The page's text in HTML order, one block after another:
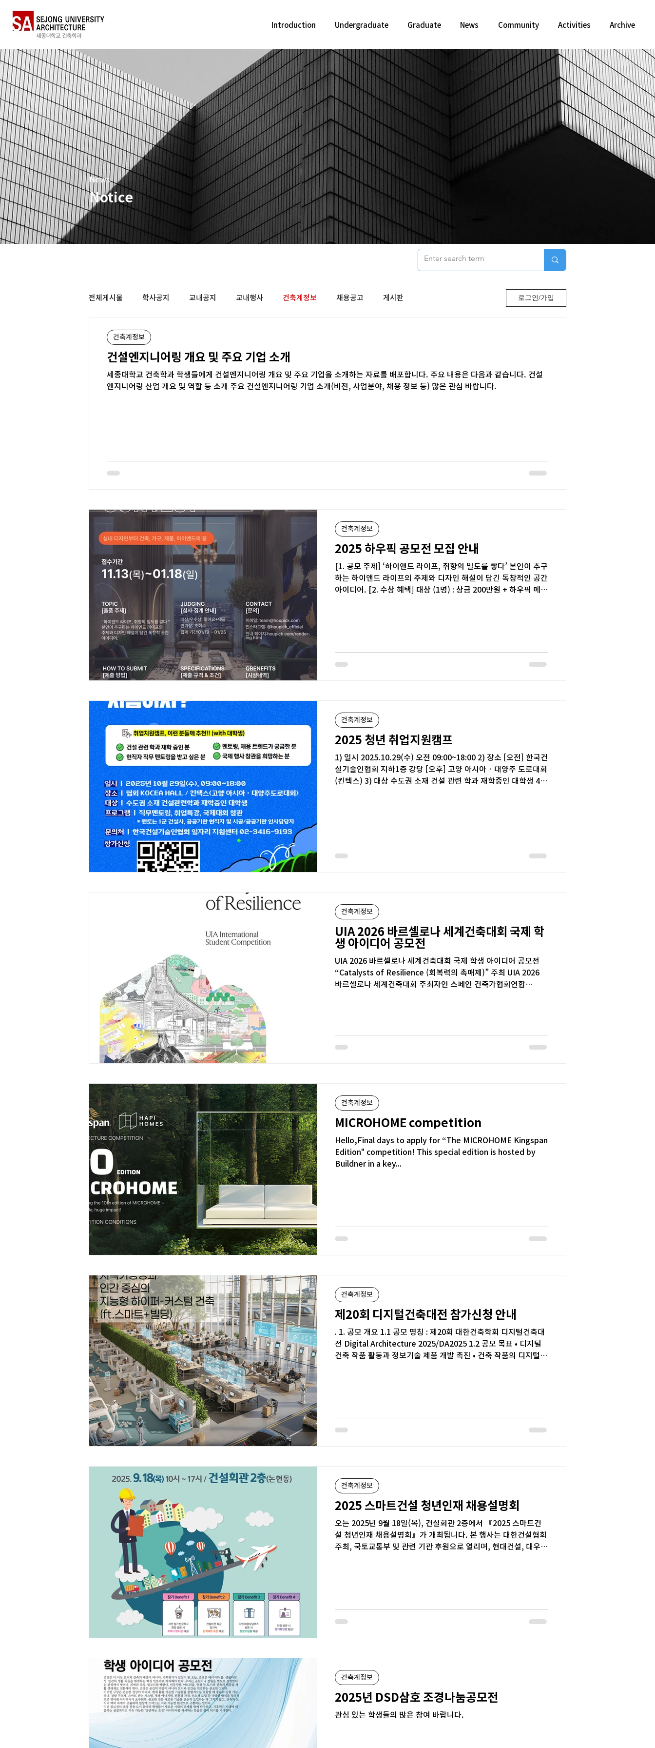
Introduction Undergraduate Graduate News Community Activities Archive
News
Notice
전체게시물 학사공지 교내공지 교내행사 건축계정보 채용공고 게시판 로그인/가입
건설엔지니어링 개요 및 주요 기업 소개
세종대학교 건축학과 학생들에게 건설엔지니어링 개요 및 주요 기업을 소개하는 자료를 배포합니다. 주요 내용은 다음과 같습니다. 건설
엔지니어링 산업 개요 및 역할 등 소개 주요 건설엔지니어링 기업 소개(비전, 사업분야, 채용 정보 등) 많은 관심 바랍니다.
건축계정보
2025 하우픽 공모전 모집 안내
[1. 공모 주제] ‘하이앤드 라이프, 취향의 밀도를 쌓다’ 본인이 추구
하는 하이앤드 라이프의 주제와 디자인 해설이 담긴 독창적인 공간
아이디어. [2. 수상 혜택] 대상 (1명) : 상금 200만원 + 하우픽 메인
건축계정보
2025 청년 취업지원캠프
1) 일시 2025.10.29(수) 오전 09:00~18:00 2) 장소 [오전] 한국건
설기술인협회 지하1층 강당 [오후] 고양 아시아 · 대양주 도로대회
(킨텍스) 3) 대상 수도권 소재 건설 관련 학과 재학중인 대학생 4)
건축계정보
UIA 2026 바르셀로나 세계건축대회 국제 학
생 아이디어 공모전
UIA 2026 바르셀로나 세계건축대회 국제 학생 아이디어 공모전
“Catalysts of Resilience (회복력의 촉매제)” 주최 UIA 2026
바르셀로나 세계건축대회 주최자인 스페인 건축가협회연합
건축계정보
MICROHOME competition
Hello,Final days to apply for “The MICROHOME Kingspan
Edition" competition! This special edition is hosted by
Buildner in a key...
건축계정보
제20회 디지털건축대전 참가신청 안내
. 1. 공모 개요 1.1 공모 명칭 : 제20회 대한건축학회 디지털건축대
전 Digital Architecture 2025/DA2025 1.2 공모 목표 • 디지털
건축 작품 활동과 정보기술 제품 개발 촉진 • 건축 작품의 디지털
건축계정보
2025 스마트건설 청년인재 채용설명회
오는 2025년 9월 18일(목), 건설회관 2층에서 『2025 스마트건
설 청년인재 채용설명회』가 개최됩니다. 본 행사는 대한건설협회
주최, 국토교통부 및 관련 기관 후원으로 열리며, 현대건설, 대우건
건축계정보
2025년 DSD삼호 조경나눔공모전
관심 있는 학생들의 많은 참여 바랍니다.
건축계정보